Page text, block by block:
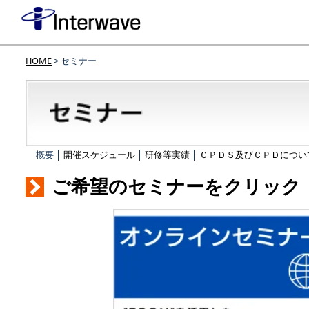
HOME> セミナー
概要 │ 開催スケジュール 研修等実績 ＣＰＤＳ及びＣＰＤにつ
ご希望のセミナーをクリック